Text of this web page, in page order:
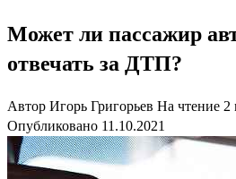
Может ли пассажир
отвечать за ДТП?
Автор Игорь Григорьев На чтение 2
Опубликовано 11.10.2021